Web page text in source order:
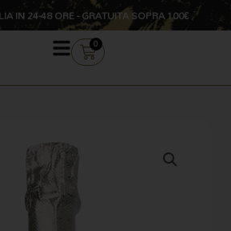
IN 24-48 ORE - GRATUITA SOPRA 100€
0
CARRELLO